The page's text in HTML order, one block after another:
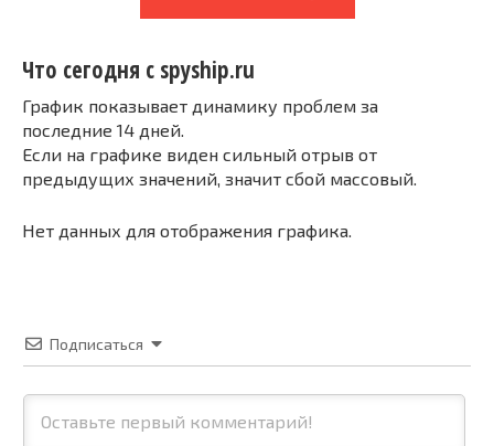
Что сегодня с spyship.ru
График показывает динамику проблем за
последние 14 дней.
Если на графике виден сильный отрыв от
предыдущих значений, значит сбой массовый.
Нет данных для отображения графика.
Подписаться